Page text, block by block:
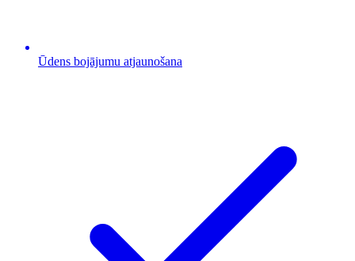
Ūdens bojājumu atjaunošana